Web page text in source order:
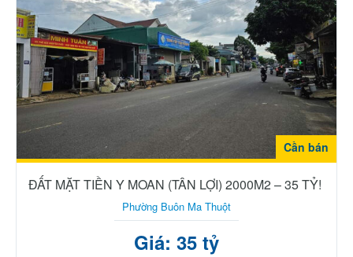
Cần bán
ĐẤT MẶT TIỀN Y MOAN (TÂN LỢI) 2000M2 – 35 TỶ!
Phường Buôn Ma Thuột
Giá: 35 tỷ